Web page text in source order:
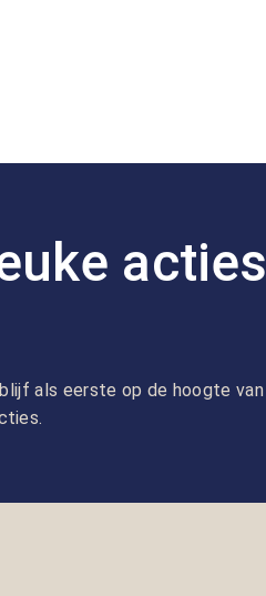
acties
als eerste op de hoogte van